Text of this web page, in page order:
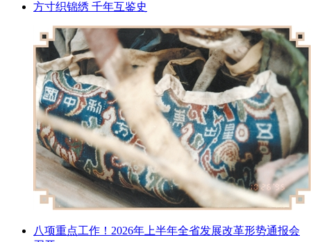
方寸织锦绣 千年互鉴史
八项重点工作！2026年上半年全省发展改革形势通报会